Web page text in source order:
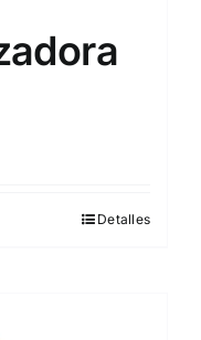
Detalles